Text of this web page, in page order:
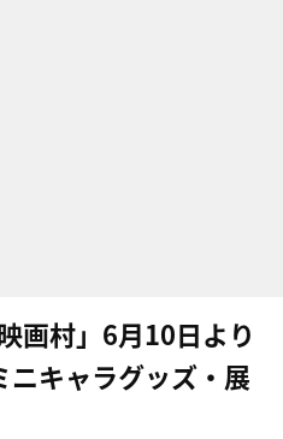
画村」6月10日より
ニキャラグッズ・展